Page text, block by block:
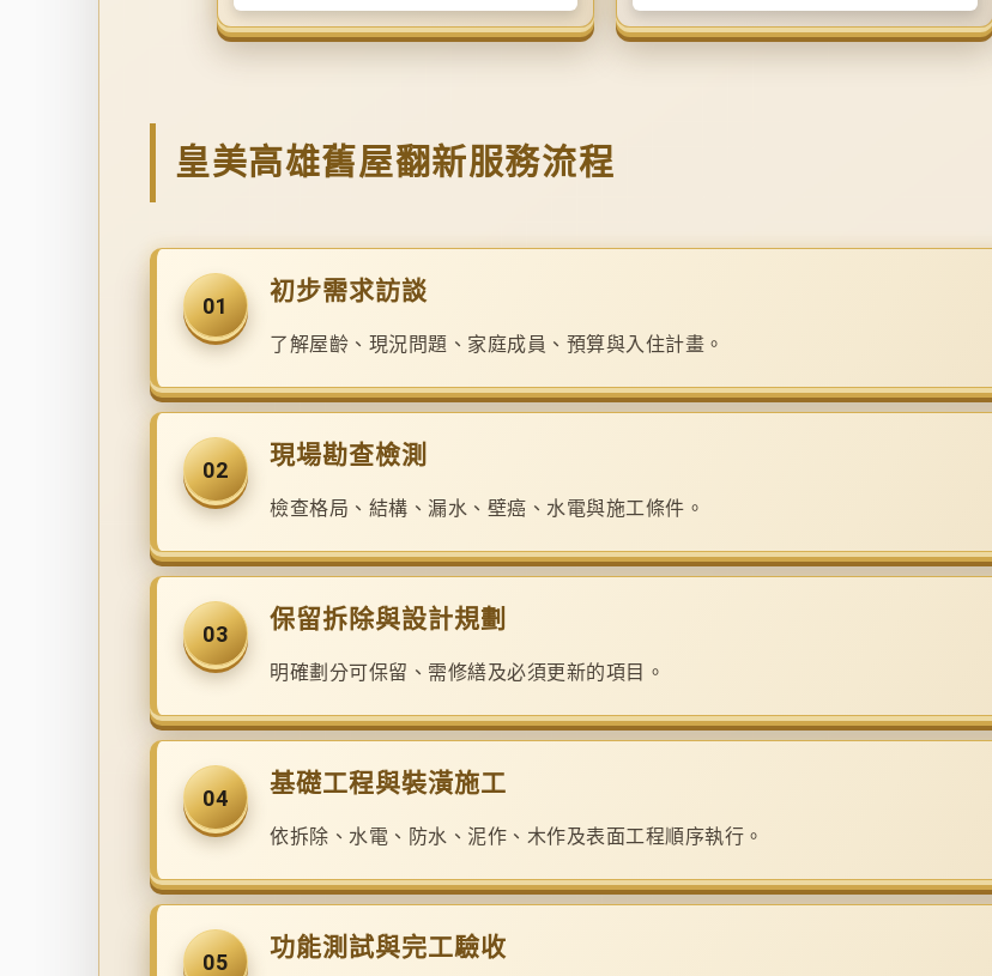
皇美高雄舊屋翻新服務流程
01
初步需求訪談
了解屋齡、現況問題、家庭成員、預算與入住計畫。
02
現場勘查檢測
檢查格局、結構、漏水、壁癌、水電與施工條件。
03
保留拆除與設計規劃
明確劃分可保留、需修繕及必須更新的項目。
04
基礎工程與裝潢施工
依拆除、水電、防水、泥作、木作及表面工程順序執行。
05
功能測試與完工驗收